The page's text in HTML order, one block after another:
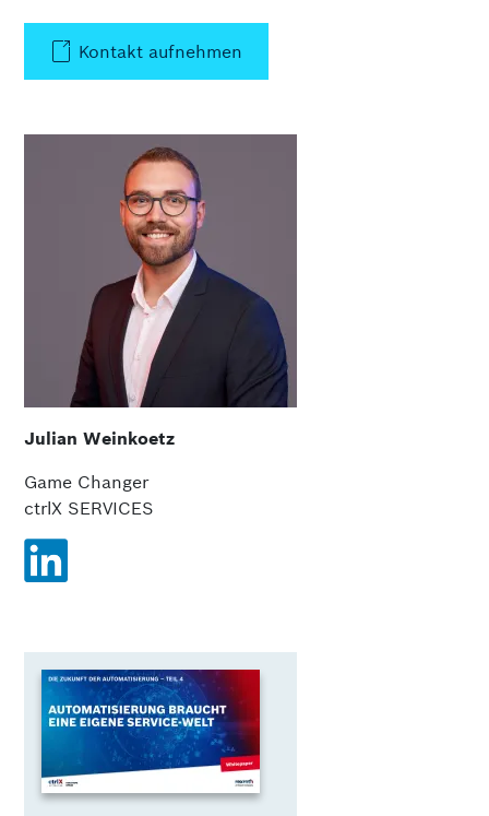
Kontakt aufnehmen
Julian Weinkoetz
Game Changer
ctrlX SERVICES